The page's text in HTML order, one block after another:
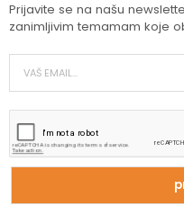
Prijavite se na našu
zanimljivim temamam koje